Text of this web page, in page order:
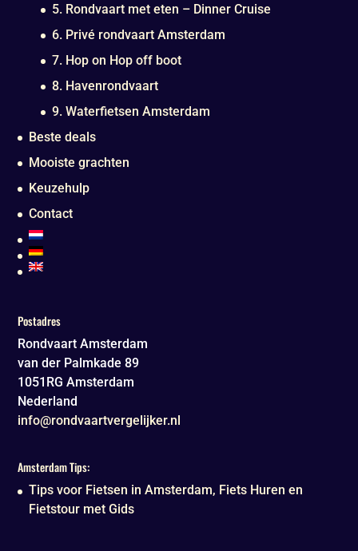
5. Rondvaart met eten – Dinner Cruise
6. Privé rondvaart Amsterdam
7. Hop on Hop off boot
8. Havenrondvaart
9. Waterfietsen Amsterdam
Beste deals
Mooiste grachten
Keuzehulp
Contact
Postadres
Rondvaart Amsterdam
van der Palmkade 89
1051RG Amsterdam
Nederland
info@rondvaartvergelijker.nl
Amsterdam Tips:
Tips voor Fietsen in Amsterdam, Fiets Huren en
Fietstour met Gids